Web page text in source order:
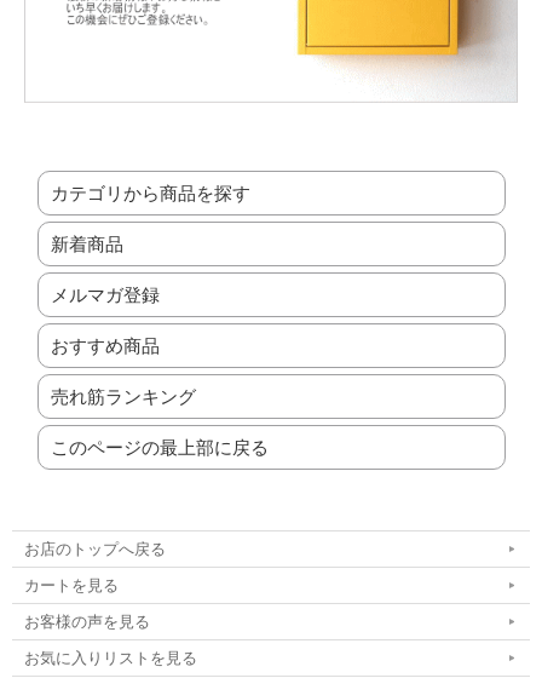
カテゴリから商品を探す
新着商品
メルマガ登録
おすすめ商品
売れ筋ランキング
このページの最上部に戻る
お店のトップへ戻る
カートを見る
お客様の声を見る
お気に入りリストを見る